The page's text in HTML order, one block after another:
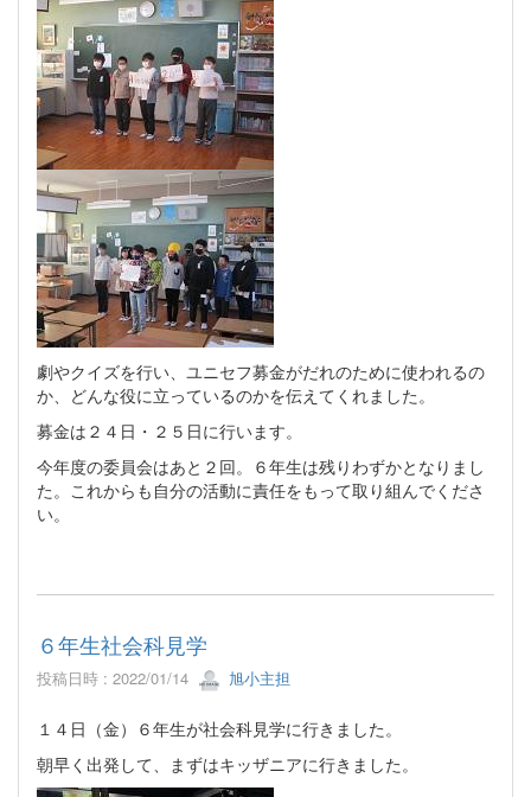
劇やクイズを行い、ユニセフ募金がだれのために使われるの
か、どんな役に立っているのかを伝えてくれました。
募金は２４日・２５日に行います。
今年度の委員会はあと２回。６年生は残りわずかとなりまし
た。これからも自分の活動に責任をもって取り組んでくださ
い。
６年生社会科見学
投稿日時 : 2022/01/14 旭小主担
１４日（金）６年生が社会科見学に行きました。
朝早く出発して、まずはキッザニアに行きました。